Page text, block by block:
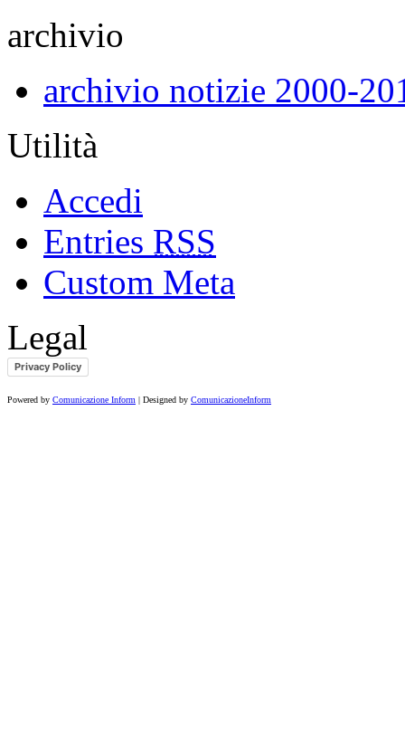
archivio
archivio notizie 2000-
Utilità
Accedi
Entries RSS
Custom Meta
Legal
Privacy Policy
Powered by Comunicazione Inform | Designed by ComunicazioneInform